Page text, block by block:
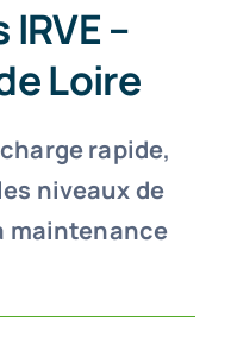
Dates
Qui
Contact
–
Loire
rapide,
niveaux de
maintenance